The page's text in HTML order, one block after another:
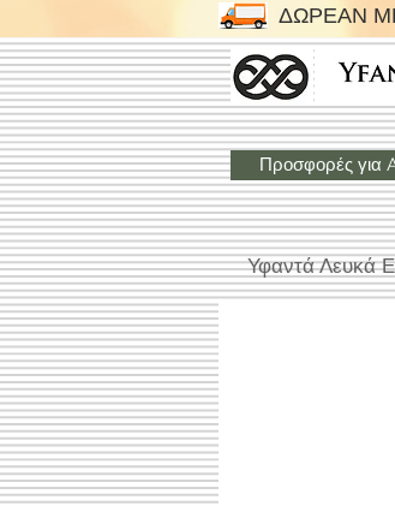
ΔΩΡΕΑΝ
Προσφορές για
Υφαντά Λευκά